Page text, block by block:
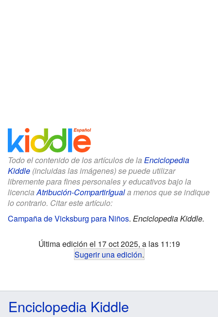
Todo el contenido de los artículos de la Enciclopedia
Kiddle (incluidas las imágenes) se puede utilizar
libremente para fines personales y educativos bajo la
licenciaAtribución-CompartirIguala menos que se indique
lo contrario. Citar este artículo:
Campaña de Vicksburg para Niños. Enciclopedia Kiddle.
Última edición el 17 oct 2025, a las 11:19
Sugerir una edición.
Enciclopedia Kiddle